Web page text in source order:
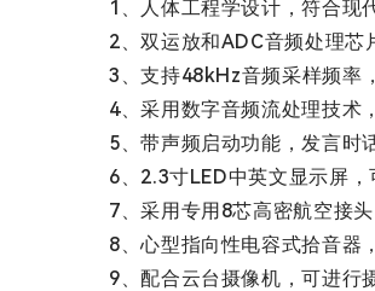
1、人体工程学设计，符合现
2、双运放和ADC音频处理芯
3、支持48kHz音频采样频率
4、采用数字音频流处理技术
5、带声频启动功能，发言时
6、2.3寸LED中英文显示屏
7、采用专用8芯高密航空接
8、心型指向性电容式拾音器
9、配合云台摄像机，可进行